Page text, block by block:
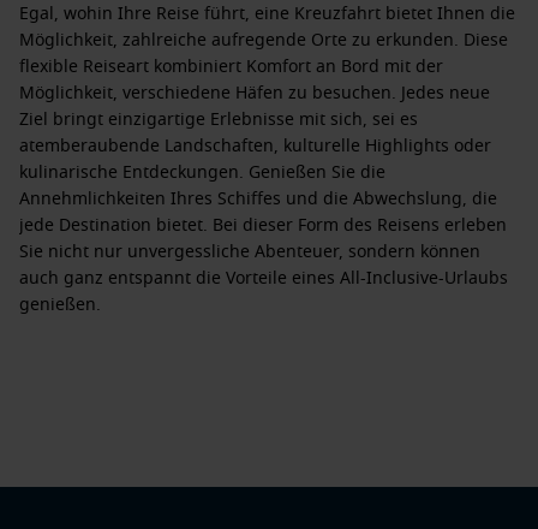
Egal, wohin Ihre Reise führt, eine Kreuzfahrt bietet Ihnen die
Möglichkeit, zahlreiche aufregende Orte zu erkunden. Diese
flexible Reiseart kombiniert Komfort an Bord mit der
Möglichkeit, verschiedene Häfen zu besuchen. Jedes neue
Ziel bringt einzigartige Erlebnisse mit sich, sei es
atemberaubende Landschaften, kulturelle Highlights oder
kulinarische Entdeckungen. Genießen Sie die
Annehmlichkeiten Ihres Schiffes und die Abwechslung, die
jede Destination bietet. Bei dieser Form des Reisens erleben
Sie nicht nur unvergessliche Abenteuer, sondern können
auch ganz entspannt die Vorteile eines All-Inclusive-Urlaubs
genießen.